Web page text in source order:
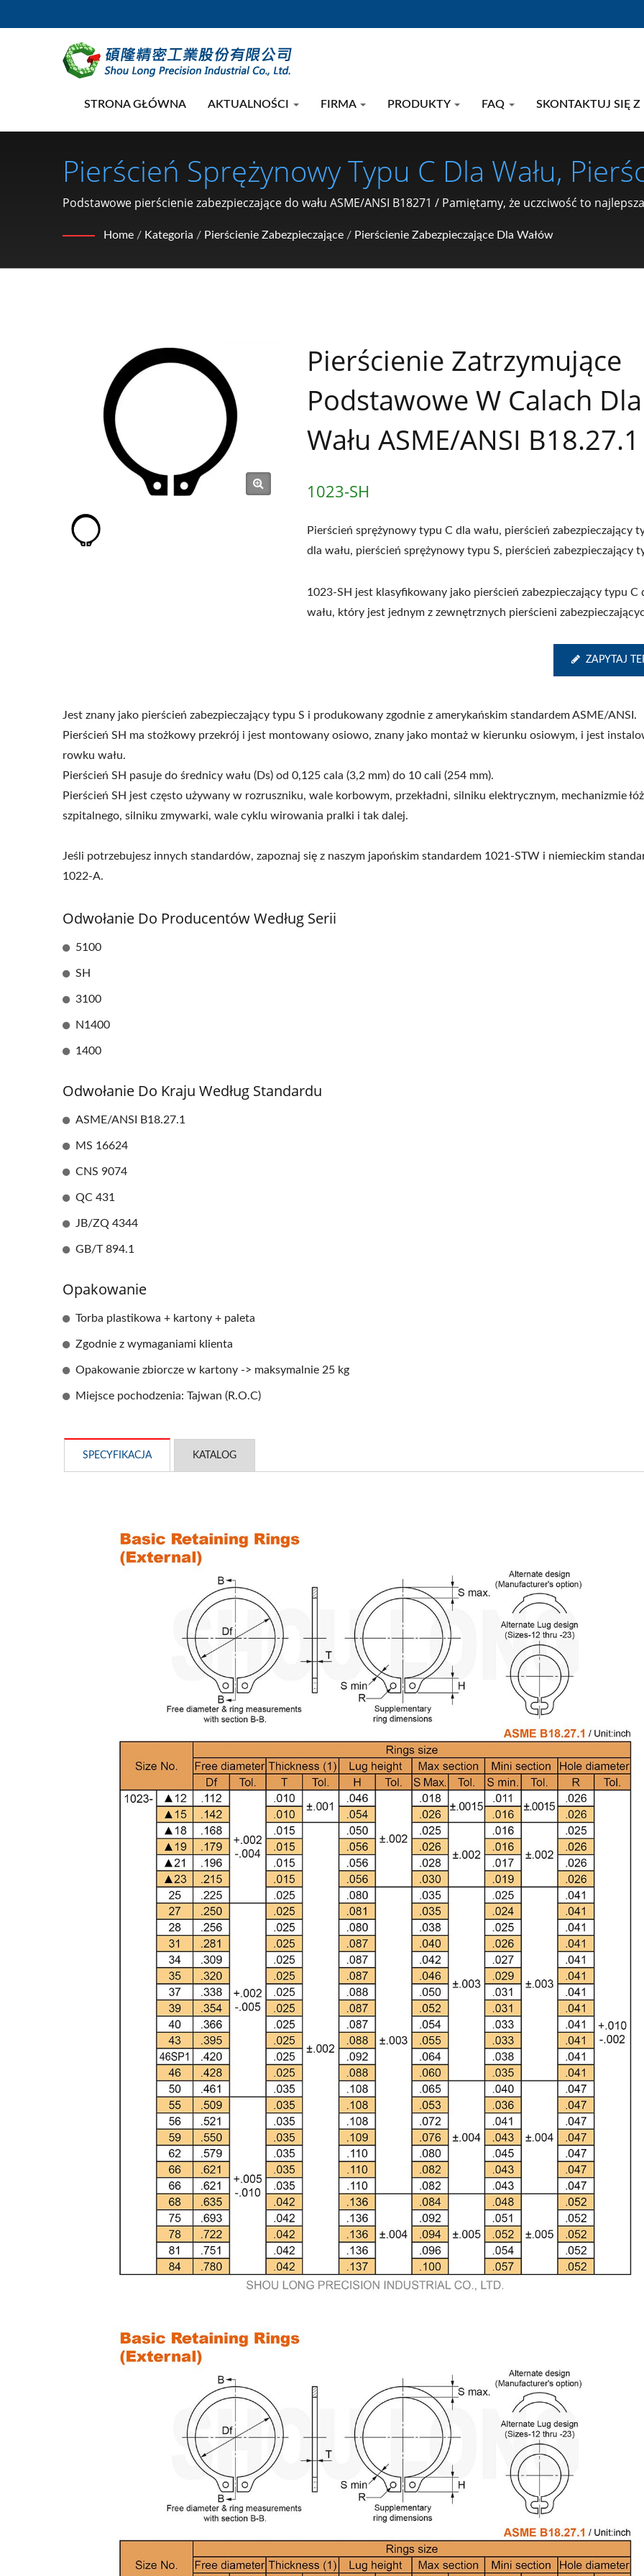
STRONA GŁÓWNA AKTUALNOŚCI FIRMA PRODUKTY FAQ SKONTAKTUJ SIĘ Z
Pierścień Sprężynowy Typu C Dla Wału,
Typu C Dla Wału, Pierścień Sprężynowy Typu
Zabezpieczający Typu S / Producent Części
Motocyklowych (typ C Pierścień
1991 Roku | SHOU LONG
Podstawowe pierścienie zabezpieczające do wału ASME/ANSI B18271 / Pamiętamy, że uczciwość to
Home / Kategoria / Pierścienie Zabezpieczające / Pierścienie Zabezpieczające Dla Wałów
Pierścienie Zatrzymujące
Podstawowe W Calach Dla
Wału ASME/ANSI B18.27.1
1023-SH
Pierścień sprężynowy typu C dla wału, pierścień zabezpieczający
dla wału, pierścień sprężynowy typu S, pierścień zabezpieczający
1023-SH jest klasyfikowany jako pierścień zabezpieczający typu C
wału, który jest jednym z zewnętrznych pierścieni
ZAPYTAJ
Jest znany jako pierścień zabezpieczający typu S i produkowany zgodnie z amerykańskim standardem ASME/ANSI.
Pierścień SH ma stożkowy przekrój i jest montowany osiowo, znany jako montaż w kierunku osiowym, i jest
rowku wału.
Pierścień SH pasuje do średnicy wału (Ds) od 0,125 cala (3,2 mm) do 10 cali (254 mm).
Pierścień SH jest często używany w rozruszniku, wale korbowym, przekładni, silniku elektrycznym, mechanizmie
szpitalnego, silniku zmywarki, wale cyklu wirowania pralki i tak dalej.
Jeśli potrzebujesz innych standardów, zapoznaj się z naszym japońskim standardem 1021-STW i niemieckim
1022-A.
Odwołanie Do Producentów Według Serii
5100
SH
3100
N1400
1400
Odwołanie Do Kraju Według Standardu
ASME/ANSI B18.27.1
MS 16624
CNS 9074
QC 431
JB/ZQ 4344
GB/T 894.1
Opakowanie
Torba plastikowa + kartony + paleta
Zgodnie z wymaganiami klienta
Opakowanie zbiorcze w kartony -> maksymalnie 25 kg
Miejsce pochodzenia: Tajwan (R.O.C)
SPECYFIKACJA KATALOG